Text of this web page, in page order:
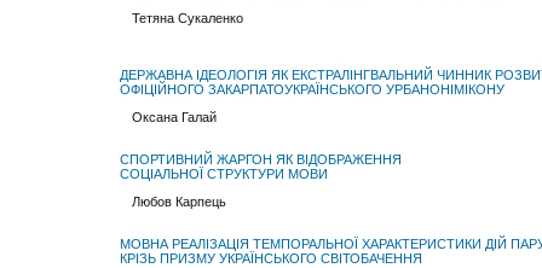
Тетяна Сукаленко
ДЕРЖАВНА ІДЕОЛОГІЯ ЯК ЕКСТРАЛІНГВАЛЬНИЙ ЧИННИК
ОФІЦІЙНОГО ЗАКАРПАТОУКРАЇНСЬКОГО УРБАНОНІМІКОНУ
Оксана Галай
СПОРТИВНИЙ ЖАРГОН ЯК ВІДОБРАЖЕННЯ
СОЦІАЛЬНОЇ СТРУКТУРИ МОВИ
Любов Карпець
МОВНА РЕАЛІЗАЦІЯ ТЕМПОРАЛЬНОЇ ХАРАКТЕРИСТИКИ ДІЙ
КРІЗЬ ПРИЗМУ УКРАЇНСЬКОГО СВІТОБАЧЕННЯ